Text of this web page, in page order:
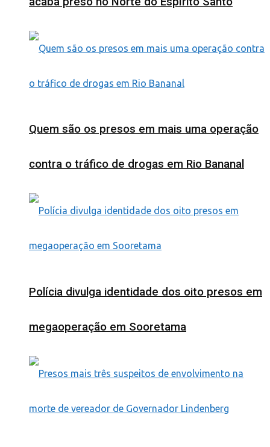
Quem são os presos em mais uma operação
contra o tráfico de drogas em Rio Bananal
Polícia divulga identidade dos oito presos em
megaoperação em Sooretama